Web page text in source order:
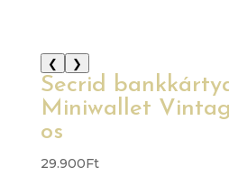
❮ ❯
Secrid
Miniwallet
os
29.900Ft